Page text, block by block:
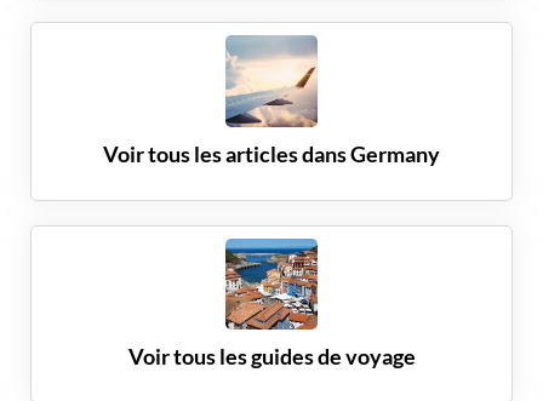
Voir tous les articles dansGermany
Voir tous les guides de voyage